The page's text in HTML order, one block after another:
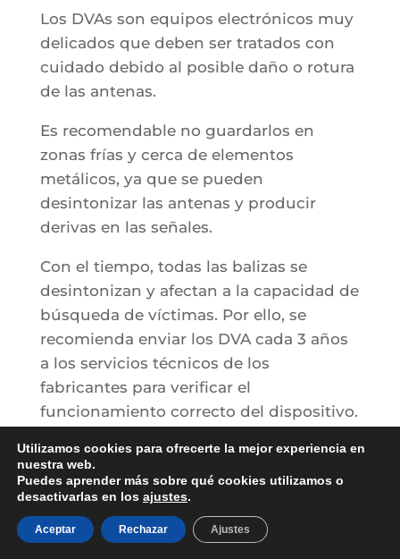
Los DVAs son equipos electrónicos muy
delicados que deben ser tratados con
cuidado debido al posible daño o rotura
de las antenas.
Es recomendable no guardarlos en
zonas frías y cerca de elementos
metálicos, ya que se pueden
desintonizar las antenas y producir
derivas en las señales.
Con el tiempo, todas las balizas se
desintonizan y afectan a la capacidad de
búsqueda de víctimas. Por ello, se
recomienda enviar los DVA cada 3 años
a los servicios técnicos de los
fabricantes para verificar el
funcionamiento correcto del dispositivo.
Ya has visto lo importante que es tener
una buena herramienta y saber usarla.
No escatimes gastos en seguridad, tú
Utilizamos cookies para ofrecerte la mejor experiencia en
nuestra web.
Puedes aprender más sobre qué cookies utilizamos o
desactivarlas en los ajustes.
Aceptar Rechazar Ajustes